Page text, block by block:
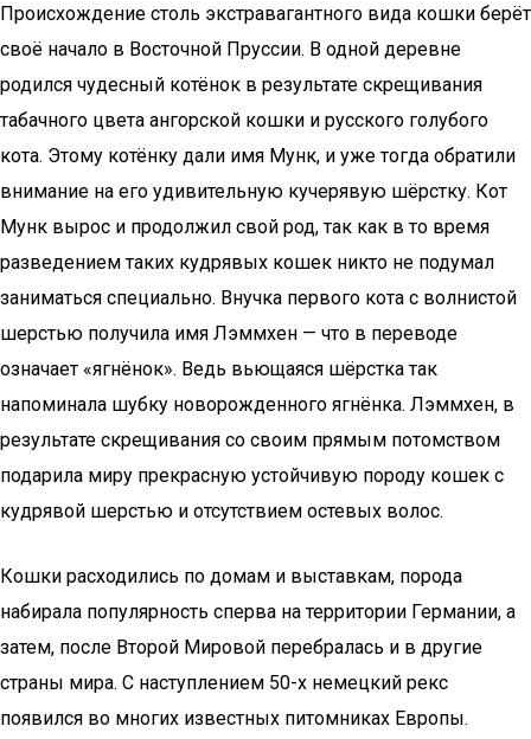
Происхождение столь экстравагантного вида кошки берёт
своё начало в Восточной Пруссии. В одной деревне
родился чудесный котёнок в результате скрещивания
табачного цвета ангорской кошки и русского голубого
кота. Этому котёнку дали имя Мунк, и уже тогда обратили
внимание на его удивительную кучерявую шёрстку. Кот
Мунк вырос и продолжил свой род, так как в то время
разведением таких кудрявых кошек никто не подумал
заниматься специально. Внучка первого кота с волнистой
шерстью получила имя Лэммхен — что в переводе
означает «ягнёнок». Ведь вьющаяся шёрстка так
напоминала шубку новорожденного ягнёнка. Лэммхен, в
результате скрещивания со своим прямым потомством
подарила миру прекрасную устойчивую породу кошек с
кудрявой шерстью и отсутствием остевых волос.
Кошки расходились по домам и выставкам, порода
набирала популярность сперва на территории Германии, а
затем, после Второй Мировой перебралась и в другие
страны мира. С наступлением 50-х немецкий рекс
появился во многих известных питомниках Европы.